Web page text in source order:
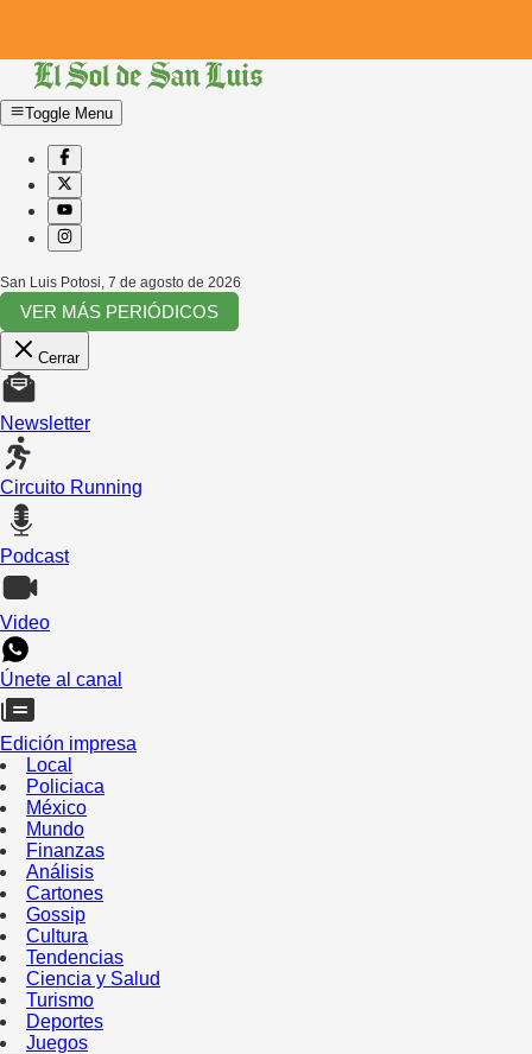
Toggle Menu
San Luis Potosi 7 de agosto de 2026
VER MÁS PERIÓDICOS
Cerrar
Newsletter
Circuito Running
Podcast
Video
Únete al canal
Edición impresa
Local
Policiaca
México
Mundo
Finanzas
Análisis
Cartones
Gossip
Cultura
Tendencias
Ciencia y Salud
Turismo
Deportes
Juegos